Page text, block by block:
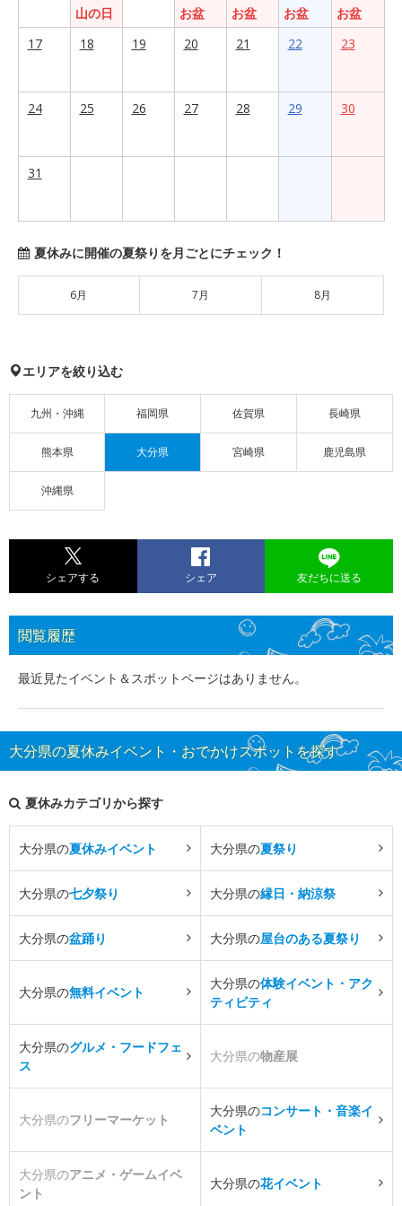
山の日
お盆
お盆
お盆
お盆
17
18 19 20 21 22 23
24 25 26 27 28 29 30
31
夏休みに開催の夏祭りを月ごとにチェック！
6月 7月 8月
エリアを絞り込む
九州・沖縄 福岡県 佐賀県 長崎県
熊本県 大分県 宮崎県 鹿児島県
沖縄県
シェアする シェア 友だちに送る
閲覧履歴
最近見たイベント＆スポットページはありません。
大分県の夏休みイベント・おでかけスポットを探す
夏休みカテゴリから探す
大分県の夏休みイベント 大分県の夏祭り
大分県の七夕祭り 大分県の縁日・納涼祭
大分県の盆踊り 大分県の屋台のある夏祭り
大分県の無料イベント
大分県の体験イベント・アク
ティビティ
大分県のグルメ・フードフェ
ス
大分県の物産展
大分県のフリーマーケット
大分県のコンサート・音楽イ
ベント
大分県のアニメ・ゲームイベ
ント
大分県の花イベント